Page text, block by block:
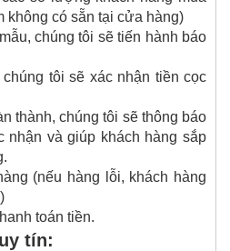
không có sẵn tại cửa hàng)
chúng tôi sẽ tiến hành báo
tôi sẽ xác nhận tiền cọc
thành, chúng tôi sẽ thông báo
nhận và giúp khách hàng sắp
(nếu hàng lỗi, khách hàng
toán tiền.
tín: